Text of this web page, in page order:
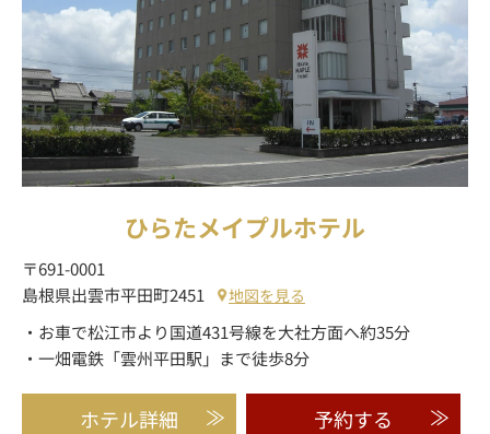
ひらたメイプルホテル
〒691-0001
島根県出雲市平田町2451
地図を見る
・お車で松江市より国道431号線を大社方面へ約35分
・一畑電鉄「雲州平田駅」まで徒歩8分
ホテル詳細 予約する